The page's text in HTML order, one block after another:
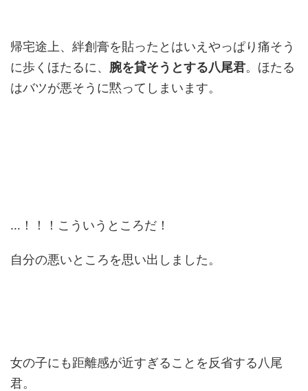
帰宅途上、絆創膏を貼ったとはいえやっぱり痛そう
に歩くほたるに、 腕を貸そうとする八尾君。ほたる
はバツが悪そうに黙ってしまいます。
…！！！こういうところだ！
自分の悪いところを思い出しました。
女の子にも距離感が近すぎることを反省する八尾
君。